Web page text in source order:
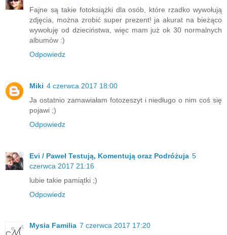
Fajne są takie fotoksiążki dla osób, które rzadko wywołują
zdjęcia, można zrobić super prezent! ja akurat na bieżąco
wywołuję od dzieciństwa, więc mam już ok 30 normalnych
albumów :)
Odpowiedz
Miki 4 czerwca 2017 18:00
Ja ostatnio zamawiałam fotozeszyt i niedługo o nim coś się
pojawi ;)
Odpowiedz
Evi / Paweł Testują, Komentują oraz Podróżuja 5
czerwca 2017 21:16
lubie takie pamiątki ;)
Odpowiedz
Mysia Familia 7 czerwca 2017 17:20